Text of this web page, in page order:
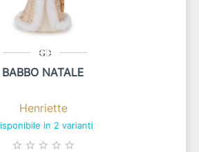
BABBO NATALE
Henriette
in 2 varianti
star_border star_border star_border star_border star_border